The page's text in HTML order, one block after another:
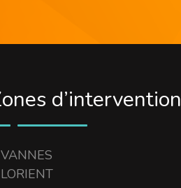
d’intervention
VANNES
LORIENT